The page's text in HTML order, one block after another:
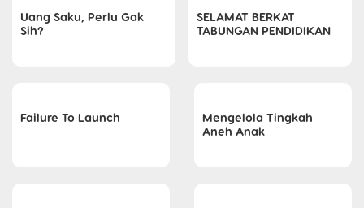
Uang Saku, Perlu Gak
Sih?
SELAMAT BERKAT
TABUNGAN PENDIDIKAN
Failure To Launch
Mengelola Tingkah
Aneh Anak